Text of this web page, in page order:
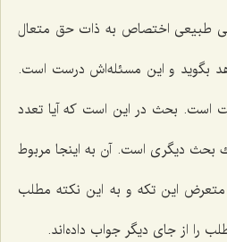
كلى طبیعى اختصاص به ذات حق متعال
بگوید و این مسئله‌اش درست است.
است. بحث در این است كه آیا تعدد
بحث دیگرى است. آن به اینجا مربوط
این تكه و به این نكته مطلب
را از جاى دیگر جواب داده‌اند.